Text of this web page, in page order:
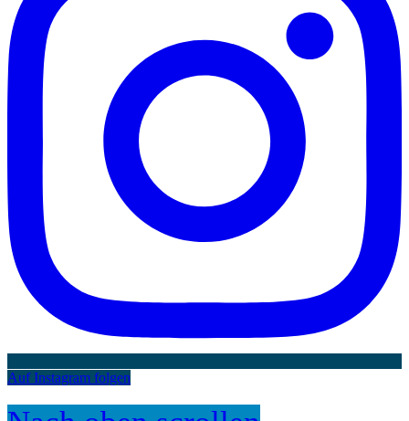
Auf Instagram folgen